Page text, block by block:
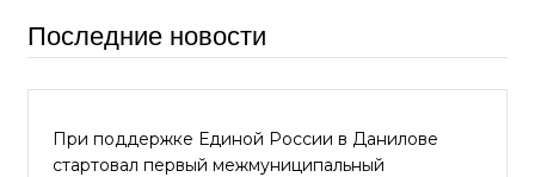
Последние новости
При поддержке Единой России в Данилове
стартовал первый межмуниципальный